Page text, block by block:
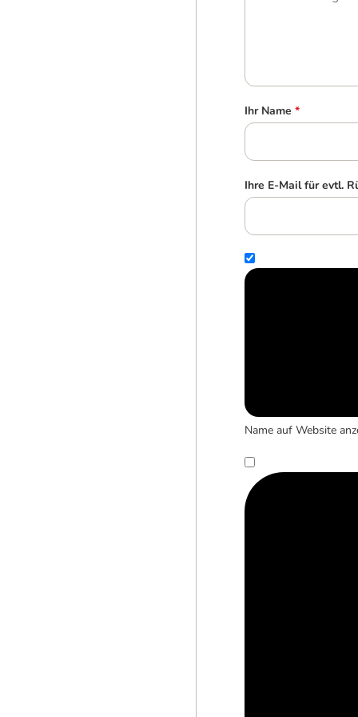
Ihr Name *
Ihre E-Mail für evtl.
Name auf Website